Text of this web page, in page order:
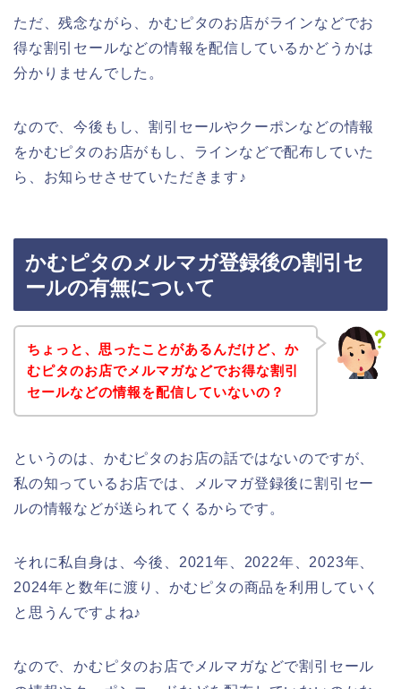
ただ、残念ながら、かむピタのお店がラインなどでお
得な割引セールなどの情報を配信しているかどうかは
分かりませんでした。
なので、今後もし、割引セールやクーポンなどの情報
をかむピタのお店がもし、ラインなどで配布していた
ら、お知らせさせていただきます♪
かむピタのメルマガ登録後の割引セ
ールの有無について
ちょっと、思ったことがあるんだけど、か
むピタのお店でメルマガなどでお得な割引
セールなどの情報を配信していないの？
というのは、かむピタのお店の話ではないのですが、
私の知っているお店では、メルマガ登録後に割引セー
ルの情報などが送られてくるからです。
それに私自身は、今後、2021年、2022年、2023年、
2024年と数年に渡り、かむピタの商品を利用していく
と思うんですよね♪
なので、かむピタのお店でメルマガなどで割引セール